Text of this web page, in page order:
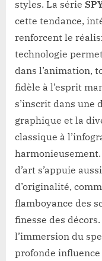
styles. La série
cette tendance,
renforcent le
technologie
dans l’animation,
fidèle à l’esprit
s’inscrit dans une
graphique et la
classique à
d’art s’appuie
d’originalité,
flamboyance des
finesse des
l’immersion du
profonde